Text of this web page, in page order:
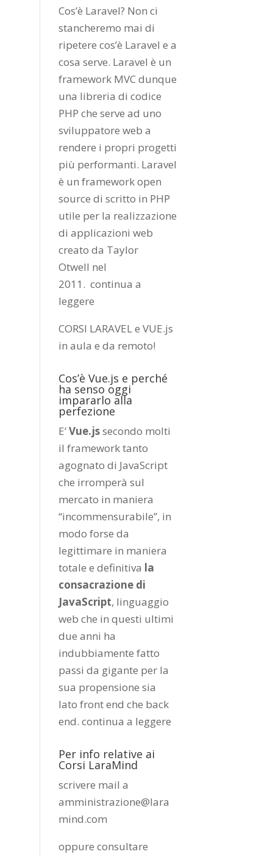
Cos’è Laravel? Non ci
stancheremo mai di
ripetere cos’è Laravel e a
cosa serve. Laravel è un
framework MVC dunque
una libreria di codice
PHP che serve ad uno
sviluppatore web a
rendere i propri progetti
più performanti. Laravel
è un framework open
source di scritto in PHP
utile per la realizzazione
di applicazioni web
creato da Taylor
Otwell nel
2011.continua a
leggere
CORSI LARAVEL e VUE.js
in aula e da remoto!
Cos’è Vue.js e perché
ha senso oggi
impararlo alla
perfezione
E’Vue.jssecondo molti
il framework tanto
agognato di JavaScript
che irromperà sul
mercato in maniera
“incommensurabile”, in
modo forse da
legittimare in maniera
totale e definitiva la
consacrazione di
JavaScript, linguaggio
web che in questi ultimi
due anni ha
indubbiamente fatto
passi da gigante per la
sua propensione sia
lato front end che back
end.continua a leggere
Per info relative ai
Corsi LaraMind
scrivere mail a
amministrazione@lara
mind.com
oppure consultare